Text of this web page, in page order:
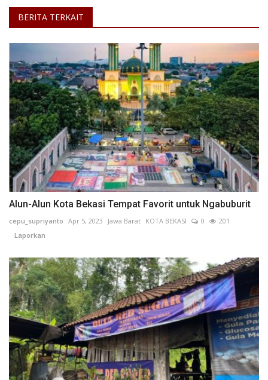
BERITA TERKAIT
Alun-Alun Kota Bekasi Tempat Favorit untuk Ngabuburit
cepu_supriyanto Apr 5, 2023 Jawa Barat KOTA BEKASI 0
201
Laporkan